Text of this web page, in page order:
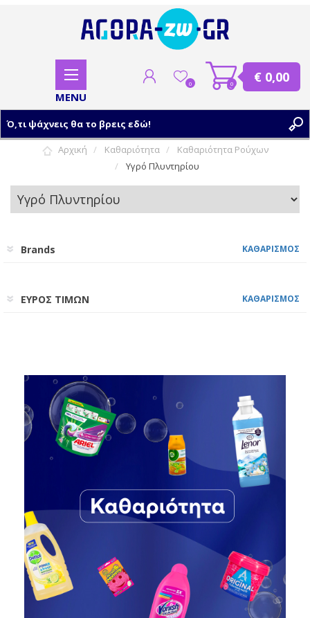
ΣΥΝΔΕΣΗ
0 0 € 0,00
Αρχική Καθαριότητα
Καθαριότητα Ρούχων
Υγρό Πλυντηρίου
Brands ΚΑΘΑΡΙΣΜΟΣ
ΕΥΡΟΣ ΤΙΜΩΝ ΚΑΘΑΡΙΣΜΟΣ